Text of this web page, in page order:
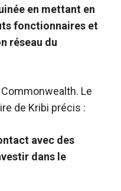
en mettant en
fonctionnaires et
réseau du
Le
de Kribi précis :
avec des
dans le